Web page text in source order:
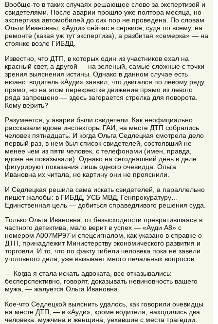
Вообще-то в таких случаях решающее слово за экспертизой и
свидетелями. После аварии прошло уже полтора месяца, но
экспертиза автомобилей до сих пор не проведена. По словам
Ольги Ивановны, «Ауди» сейчас в сервисе, судя по всему, на
ремонте (какая уж тут экспертиза), а разбитая «семерка» — на
стоянке возле ГИБДД.
Известно, что ДТП, в которых один из участников ехал на
красный свет, а другой — на зеленый, самые сложные с точки
зрения выяснения истины. Однако в данном случае есть
нюанс: водитель «Ауди» заявил, что двигался по левому ряду
прямо, но на этом перекрестке движение прямо из левого
ряда запрещено — здесь загорается стрелка для поворота.
Кому верить?
Разумеется, у аварии были свидетели. Как неофициально
рассказали вдове инспекторы ГАИ, на месте ДТП собрались
человек пятнадцать. И когда Ольга Седлецкая смотрела дело
первый раз, в нем был список свидетелей, состоявший не
менее чем из пяти человек, с телефонами (имен, правда,
вдове не показывали). Однако на сегодняшний день в деле
фигурируют показания лишь одного очевидца. Ольга
Ивановна их читала, но картину они не прояснили.
И Седлецкая решила сама искать свидетелей, а параллельно
пишет жалобы: в ГИБДД, УСБ МВД, Генпрокуратуру…
Единственная цель — добиться справедливого решения суда.
Только Ольга Ивановна, от безысходности превратившаяся в
частного детектива, мало верит в успех — «Ауди А8» с
номером А007МР97 и спецсигналом, как указано в справке о
ДТП, принадлежит Министерству экономического развития и
торговли. И то, что по факту гибели человека пока не завели
уголовного дела, уже вызывает много печальных вопросов.
— Когда я стала искать адвоката, все отказывались:
бесперспективно, говорят, доказывать невиновность вашего
мужа, — жалуется Ольга Ивановна.
Кое-что Седлецкой выяснить удалось, как говорили очевидцы
на месте ДТП, — в «Ауди», кроме водителя, находились два
человека: мужчина и женщина, уехавшие с места трагедии.